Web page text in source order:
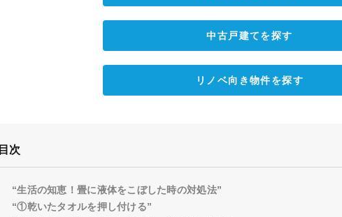
中古戸建てを探す
リノベ向き物件を探す
目次
“生活の知恵！畳に液体をこぼした時の対処法”
“①乾いたタオルを押し付ける”